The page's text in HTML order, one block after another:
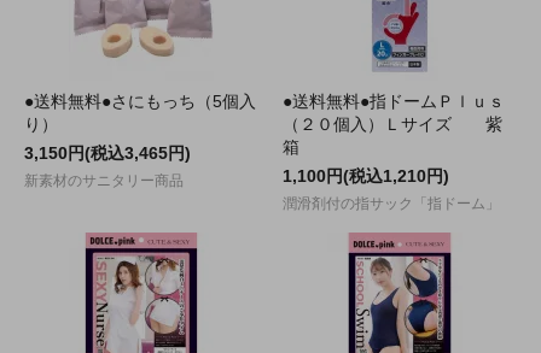
●送料無料●さにもっち（5個入
り）
3,150円(税込3,465円)
新素材のサニタリー商品
●送料無料●指ドームＰｌｕｓ
（２０個入）Ｌサイズ 紫
箱
1,100円(税込1,210円)
潤滑剤付の指サック「指ドーム」